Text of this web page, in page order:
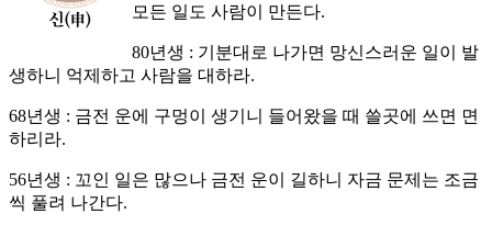
모든 일도 사람이 만든다.
80년생 : 기분대로 나가면 망신스러운 일이 발
생하니 억제하고 사람을 대하라.
68년생 : 금전 운에 구멍이 생기니 들어왔을 때 쓸곳에 쓰면 면
하리라.
56년생 : 꼬인 일은 많으나 금전 운이 길하니 자금 문제는 조금
씩 풀려 나간다.